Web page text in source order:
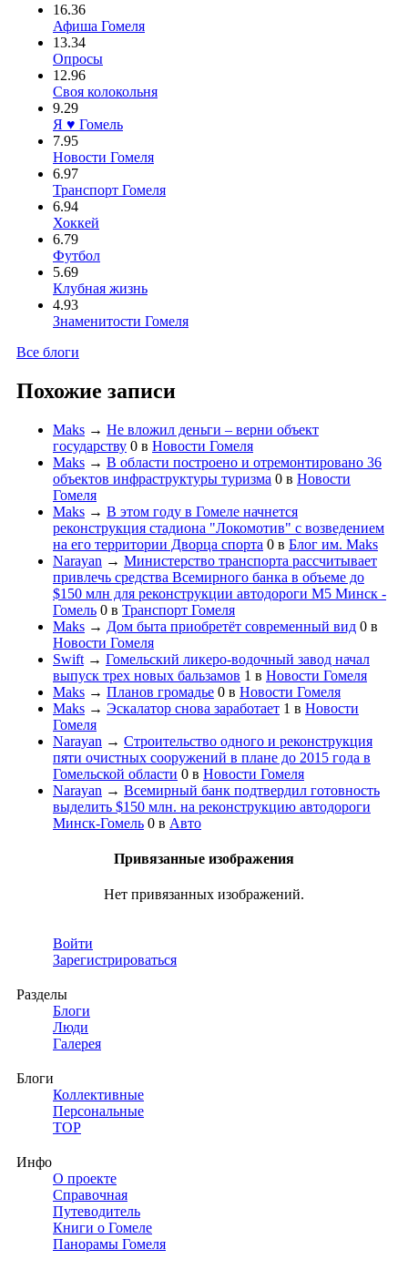
16.36
Афиша Гомеля
13.34
Опросы
12.96
Своя колокольня
9.29
Я ♥ Гомель
7.95
Новости Гомеля
6.97
Транспорт Гомеля
6.94
Хоккей
6.79
Футбол
5.69
Клубная жизнь
4.93
Знаменитости Гомеля
Все блоги
Похожие записи
Maks → Не вложил деньги – верни объект
государству 0 в Новости Гомеля
Maks → В области построено и отремонтировано 36
объектов инфраструктуры туризма 0 в Новости
Гомеля
Maks → В этом году в Гомеле начнется
реконструкция стадиона "Локомотив" с возведением
на его территории Дворца спорта 0 в Блог им. Maks
Narayan → Министерство транспорта рассчитывает
привлечь средства Всемирного банка в объеме до
$150 млн для реконструкции автодороги М5 Минск -
Гомель 0 в Транспорт Гомеля
Maks → Дом быта приобретёт современный вид 0 в
Новости Гомеля
Swift → Гомельский ликеро-водочный завод начал
выпуск трех новых бальзамов 1 в Новости Гомеля
Maks → Планов громадье 0 в Новости Гомеля
Maks → Эскалатор снова заработает 1 в Новости
Гомеля
Narayan → Строительство одного и реконструкция
пяти очистных сооружений в плане до 2015 года в
Гомельской области 0 в Новости Гомеля
Narayan → Всемирный банк подтвердил готовность
выделить $150 млн. на реконструкцию автодороги
Минск-Гомель 0 в Авто
Привязанные изображения
Нет привязанных изображений.
Войти
Зарегистрироваться
Разделы
Блоги
Люди
Галерея
Блоги
Коллективные
Персональные
TOP
Инфо
О проекте
Справочная
Путеводитель
Книги о Гомеле
Панорамы Гомеля